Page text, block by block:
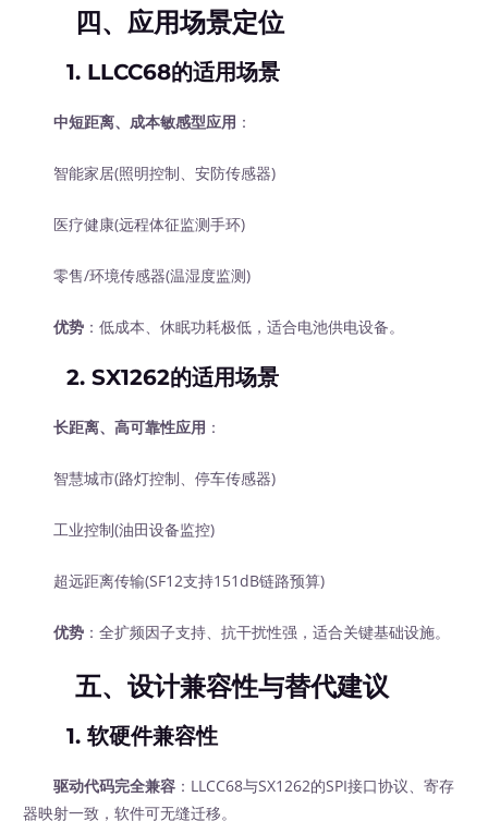
四、应用场景定位
1. LLCC68的适用场景
中短距离、成本敏感型应用 ：
智能家居(照明控制、安防传感器)
医疗健康(远程体征监测手环)
零售/环境传感器(温湿度监测)
优势 ：低成本、休眠功耗极低，适合电池供电设备。
2.SX1262的适用场景
长距离、高可靠性应用 ：
智慧城市(路灯控制、停车传感器)
工业控制(油田设备监控)
超远距离传输(SF12支持151dB链路预算)
优势 ：全扩频因子支持、抗干扰性强，适合关键基础设施。
五、设计兼容性与替代建议
1.软硬件兼容性
驱动代码完全兼容 ：LLCC68与SX1262的SPI接口协议、寄存
器映射一致，软件可无缝迁移。